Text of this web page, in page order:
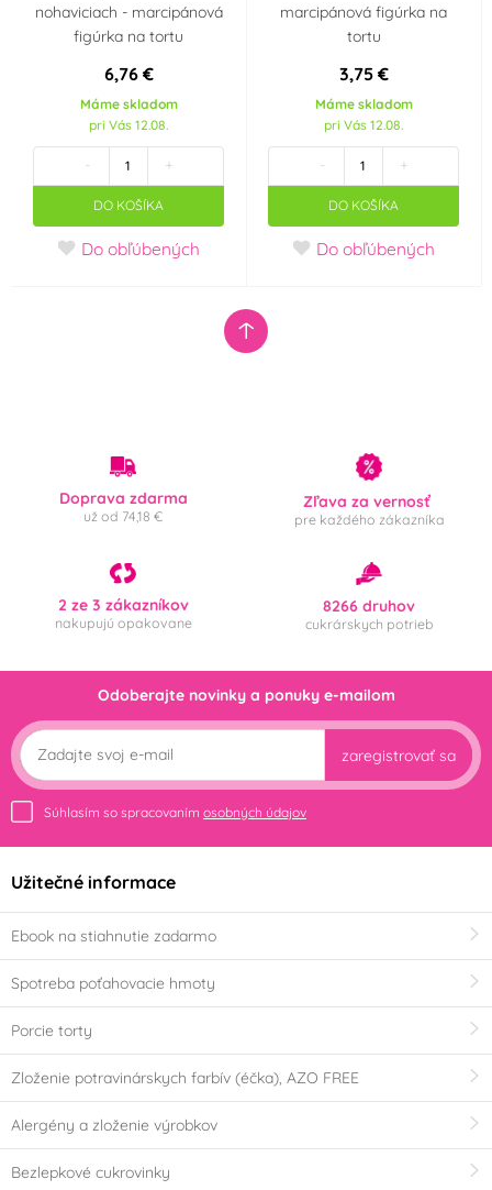
Party téma
SpongeBob
Krajina pôvodu
Česká republika
nohaviciach - marcipánová
figúrka na tortu
6,76 €
Máme skladom
pri Vás 12.08.
- +
DO KOŠÍKA
Do obľúbených
marcipánová figúrka na
tortu
3,75 €
Máme skladom
pri Vás 12.08.
- +
DO KOŠÍKA
Do obľúbených
Doprava zdarma
už od 74,18 €
Zľava za vernosť
pre každého zákazníka
2 ze 3 zákazníkov
nakupujú opakovane
8266 druhov
cukrárskych potrieb
Odoberajte novinky a ponuky e-mailom
zaregistrovať sa
Súhlasím so spracovaním osobných údajov
Užitečné informace
Ebook na stiahnutie zadarmo
Spotreba poťahovacie hmoty
Porcie torty
Zloženie potravinárskych farbív (éčka), AZO FREE
Alergény a zloženie výrobkov
Bezlepkové cukrovinky